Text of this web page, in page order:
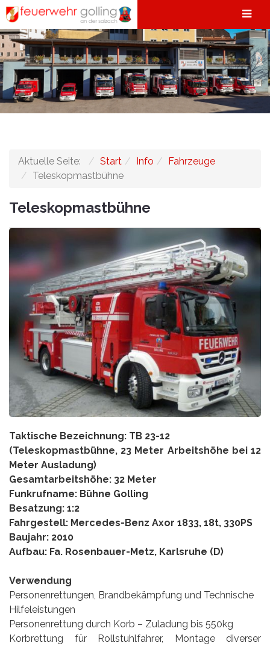
Aktuelle Seite: Start Info
Fahrzeuge
Teleskopmastbühne
Teleskopmastbühne
Taktische Bezeichnung: TB 23-12
(Teleskopmastbühne, 23 Meter Arbeitshöhe bei 12
Meter Ausladung)
Gesamtarbeitshöhe: 32 Meter
Funkrufname: Bühne Golling
Besatzung: 1:2
Fahrgestell: Mercedes-Benz Axor 1833, 18t, 330PS
Baujahr: 2010
Aufbau: Fa. Rosenbauer-Metz, Karlsruhe (D)
Verwendung
Personenrettungen, Brandbekämpfung und Technische
Hilfeleistungen
Personenrettung durch Korb – Zuladung bis 550kg
Korbrettung für Rollstuhlfahrer, Montage diverser